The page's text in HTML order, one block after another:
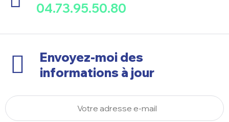
04.73.95.50.80
Envoyez-moi des
informations à jour